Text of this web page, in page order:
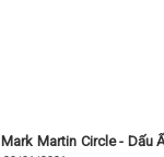
Mark Martin Circle - Dấu